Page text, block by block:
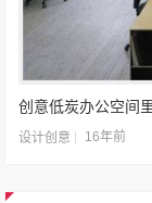
创意低炭办公空间
设计创意 16年前